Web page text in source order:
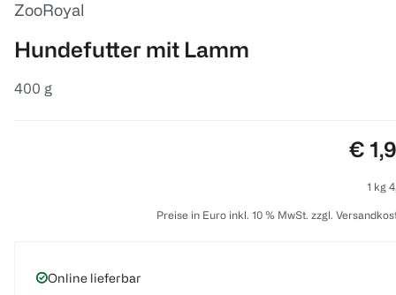
ZooRoyal
Hundefutter mit Lamm
400 g
€
1 kg
Preise in Euro inkl. 10 % MwSt. zzgl.
Online lieferbar